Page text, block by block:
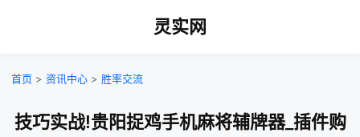
灵实网
首页 > 资讯中心 > 胜率交流
技巧实战!贵阳捉鸡手机麻将辅牌器_插件购